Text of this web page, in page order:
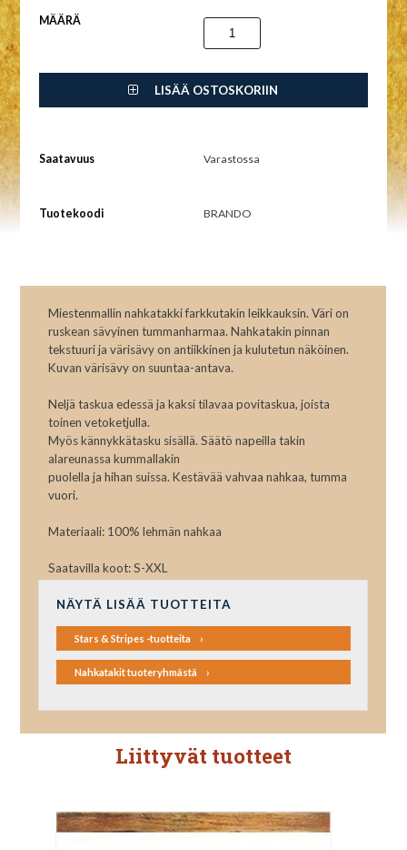
MÄÄRÄ
LISÄÄ OSTOSKORIIN
Saatavuus Varastossa
Tuotekoodi BRANDO
Miestenmallin nahkatakki farkkutakin leikkauksin. Väri on
ruskean sävyinen tummanharmaa. Nahkatakin pinnan
tekstuuri ja värisävy on antiikkinen ja kulutetun näköinen.
Kuvan värisävy on suuntaa-antava.
Neljä taskua edessä ja kaksi tilavaa povitaskua, joista
toinen vetoketjulla.
Myös kännykkätasku sisällä. Säätö napeilla takin
alareunassa kummallakin
puolella ja hihan suissa. Kestävää vahvaa nahkaa, tumma
vuori.
Materiaali: 100% lehmän nahkaa
Saatavilla koot: S-XXL
NÄYTÄ LISÄÄ TUOTTEITA
Stars & Stripes -tuotteita
Nahkatakit tuoteryhmästä
Liittyvät tuotteet